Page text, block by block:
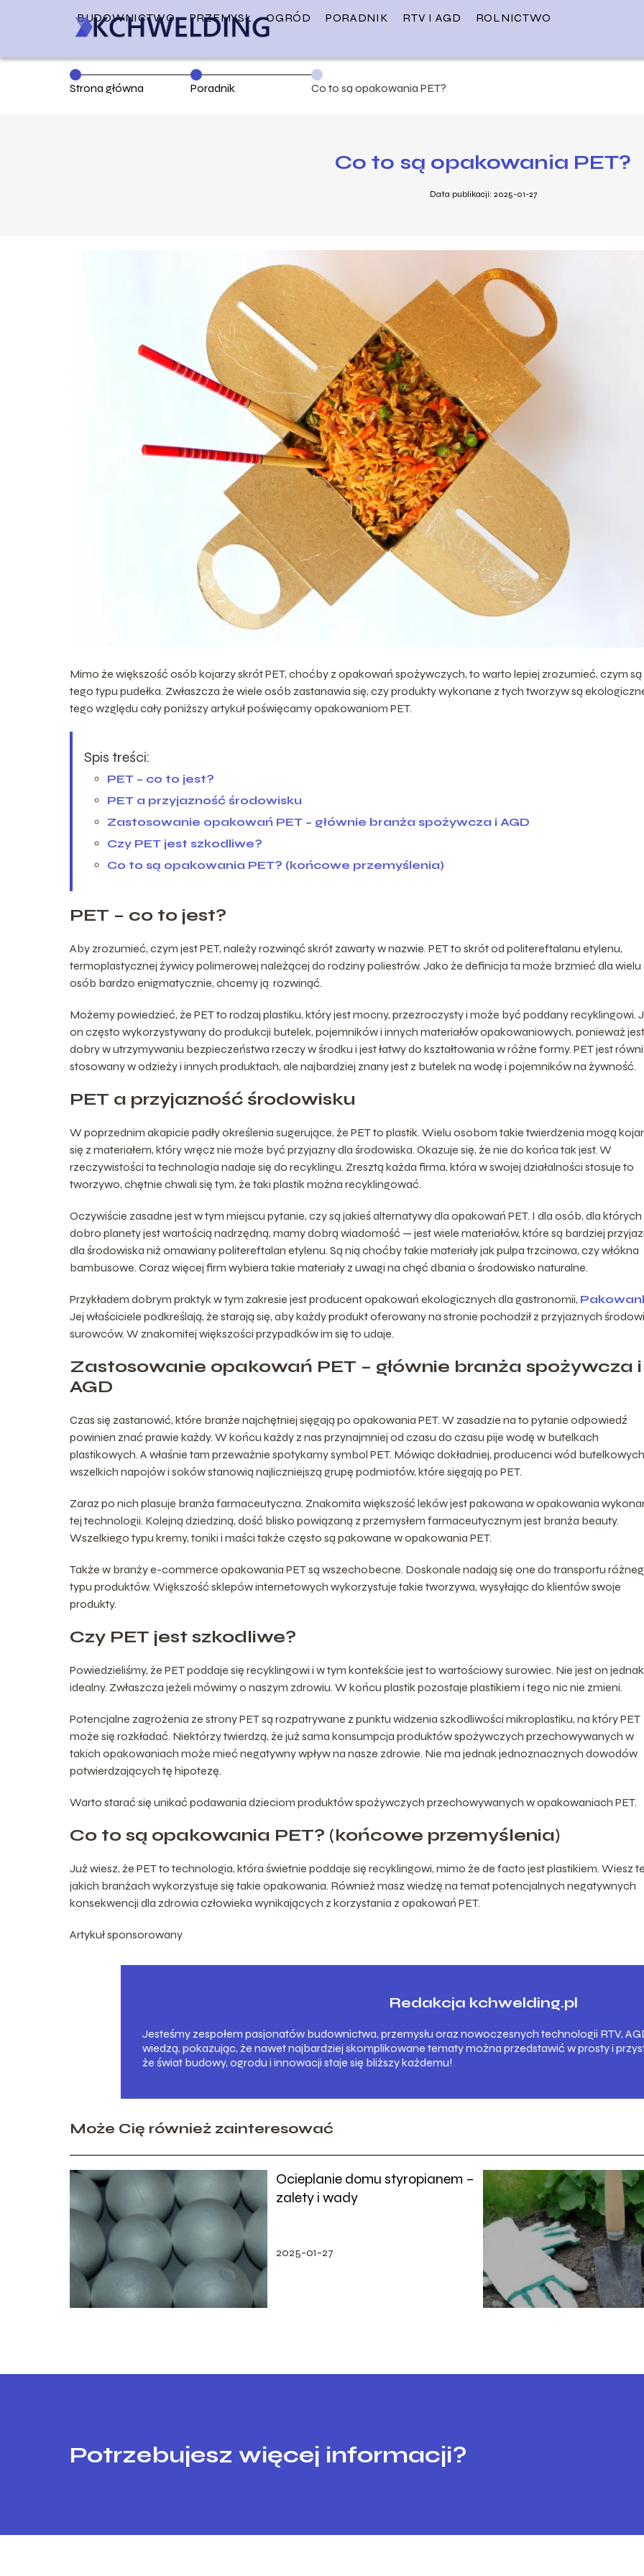
BUDOWNICTWO PRZEMYSŁ OGRÓD PORADNIK RTV I AGD ROLNICTWO
Strona główna Poradnik Co to są opakowania PET?
Co to są opakowania PET?
Data publikacji: 2025-01-27
Mimo że większość osób kojarzy skrót PET, choćby z opakowań spożywczych, to warto lepiej zrozumieć, czym są
tego typu pudełka. Zwłaszcza że wiele osób zastanawia się, czy produkty wykonane z tych tworzyw są
tego względu cały poniższy artykuł poświęcamy opakowaniom PET.
Spis treści:
PET – co to jest?
PET a przyjazność środowisku
Zastosowanie opakowań PET – głównie branża spożywcza i AGD
Czy PET jest szkodliwe?
Co to są opakowania PET? (końcowe przemyślenia)
PET – co to jest?
Aby zrozumieć, czym jest PET, należy rozwinąć skrót zawarty w nazwie. PET to skrót od politereftalanu etylenu,
termoplastycznej żywicy polimerowej należącej do rodziny poliestrów. Jako że definicja ta może brzmieć dla wielu
osób bardzo enigmatycznie, chcemy ją rozwinąć.
Możemy powiedzieć, że PET to rodzaj plastiku, który jest mocny, przezroczysty i może być poddany recyklingowi.
on często wykorzystywany do produkcji butelek, pojemników i innych materiałów opakowaniowych, ponieważ jest
dobry w utrzymywaniu bezpieczeństwa rzeczy w środku i jest łatwy do kształtowania w różne formy. PET jest
stosowany w odzieży i innych produktach, ale najbardziej znany jest z butelek na wodę i pojemników na żywność.
PET a przyjazność środowisku
W poprzednim akapicie padły określenia sugerujące, że PET to plastik. Wielu osobom takie twierdzenia mogą
się z materiałem, który wręcz nie może być przyjazny dla środowiska. Okazuje się, że nie do końca tak jest. W
rzeczywistości ta technologia nadaje się do recyklingu. Zresztą każda firma, która w swojej działalności stosuje to
tworzywo, chętnie chwali się tym, że taki plastik można recyklingować.
Oczywiście zasadne jest w tym miejscu pytanie, czy są jakieś alternatywy dla opakowań PET. I dla osób, dla których
dobro planety jest wartością nadrzędną, mamy dobrą wiadomość — jest wiele materiałów, które są bardziej
dla środowiska niż omawiany politereftalan etylenu. Są nią choćby takie materiały jak pulpa trzcinowa, czy włókna
bambusowe. Coraz więcej firm wybiera takie materiały z uwagi na chęć dbania o środowisko naturalne.
Przykładem dobrym praktyk w tym zakresie jest producent opakowań ekologicznych dla gastronomii,
Jej właściciele podkreślają, że starają się, aby każdy produkt oferowany na stronie pochodził z przyjaznych
surowców. W znakomitej większości przypadków im się to udaje.
Zastosowanie opakowań PET – głównie branża spożywcza i
AGD
Czas się zastanowić, które branże najchętniej sięgają po opakowania PET. W zasadzie na to pytanie odpowiedź
powinien znać prawie każdy. W końcu każdy z nas przynajmniej od czasu do czasu pije wodę w butelkach
plastikowych. A właśnie tam przeważnie spotykamy symbol PET. Mówiąc dokładniej, producenci wód
wszelkich napojów i soków stanowią najliczniejszą grupę podmiotów, które sięgają po PET.
Zaraz po nich plasuje branża farmaceutyczna. Znakomita większość leków jest pakowana w opakowania
tej technologii. Kolejną dziedziną, dość blisko powiązaną z przemysłem farmaceutycznym jest branża beauty.
Wszelkiego typu kremy, toniki i maści także często są pakowane w opakowania PET.
Także w branży e-commerce opakowania PET są wszechobecne. Doskonale nadają się one do transportu
typu produktów. Większość sklepów internetowych wykorzystuje takie tworzywa, wysyłając do klientów swoje
produkty.
Czy PET jest szkodliwe?
Powiedzieliśmy, że PET poddaje się recyklingowi i w tym kontekście jest to wartościowy surowiec. Nie jest on jednak
idealny. Zwłaszcza jeżeli mówimy o naszym zdrowiu. W końcu plastik pozostaje plastikiem i tego nic nie zmieni.
Potencjalne zagrożenia ze strony PET są rozpatrywane z punktu widzenia szkodliwości mikroplastiku, na który PET
może się rozkładać. Niektórzy twierdzą, że już sama konsumpcja produktów spożywczych przechowywanych w
takich opakowaniach może mieć negatywny wpływ na nasze zdrowie. Nie ma jednak jednoznacznych dowodów
potwierdzających tę hipotezę.
Warto starać się unikać podawania dzieciom produktów spożywczych przechowywanych w opakowaniach PET.
Co to są opakowania PET? (końcowe przemyślenia)
Już wiesz, że PET to technologia, która świetnie poddaje się recyklingowi, mimo że de facto jest plastikiem. Wiesz
jakich branżach wykorzystuje się takie opakowania. Również masz wiedzę na temat potencjalnych negatywnych
konsekwencji dla zdrowia człowieka wynikających z korzystania z opakowań PET.
Artykuł sponsorowany
Redakcja kchwelding.pl
Jesteśmy zespołem pasjonatów budownictwa, przemysłu oraz nowoczesnych technologii RTV,
wiedzą, pokazując, że nawet najbardziej skomplikowane tematy można przedstawić w prosty i
że świat budowy, ogrodu i innowacji staje się bliższy każdemu!
Może Cię również zainteresować
Ocieplanie domu styropianem –
zalety i wady
2025-01-27
Potrzebujesz więcej informacji?